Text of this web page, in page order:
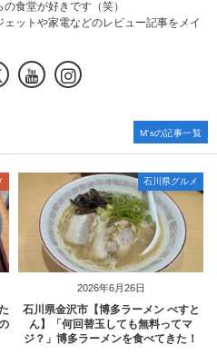
食堂が好きです（笑）
ットや家電などのレビュー記事をメイ
2026年6月26日
石川県グルメ
石川県金沢市【博多ラーメン べすと
ん】「何回替玉しても無料ってマ
ジ？」博多ラーメンを食べてきた！
M'sの記事一覧